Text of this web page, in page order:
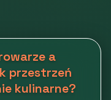
a
przestrzeń
kulinarne?